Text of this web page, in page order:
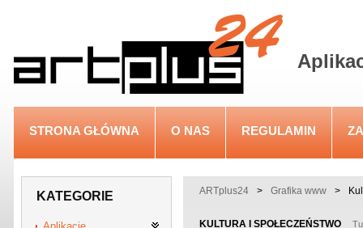
STRONA GŁÓWNA O NAS REGULAMIN
KATEGORIE ARTplus24 > Grafika www >
KULTURA I SPOŁECZEŃSTWO